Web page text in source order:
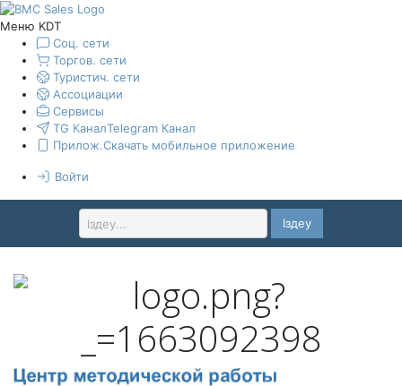
Меню KDT
Соц. сети
Торгов. сети
Туристич. сети
Ассоциации
Сервисы
TG КаналTelegram Канал
Прилож.Скачать мобильное приложение
Войти
Іздеу